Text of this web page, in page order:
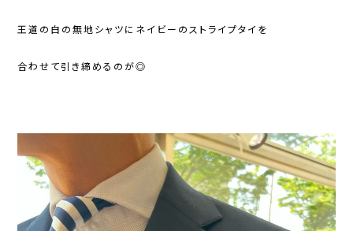
王道の白の無地シャツにネイビーのストライプタイを
合わせて引き締めるのが◎